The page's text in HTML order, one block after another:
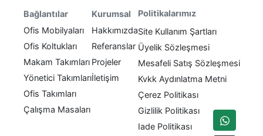
Bağlantılar
Ofis Mobilyaları
Ofis Koltukları
Makam Takımları
Yönetici Takımları
Ofis Takımları
Çalışma Masaları
Kurumsal
Hakkımızda
Referanslar
Projeler
İletişim
Politikalarımız
Site Kullanım Şartları
Üyelik Sözleşmesi
Mesafeli Satış Sözleşmesi
Kvkk Aydınlatma Metni
Çerez Politikası
Gizlilik Politikası
Iade Politikası